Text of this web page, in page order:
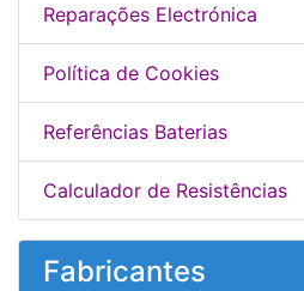
Reparações Electrónica
Política de Cookies
Referências Baterias
Calculador de Resistências
Fabricantes